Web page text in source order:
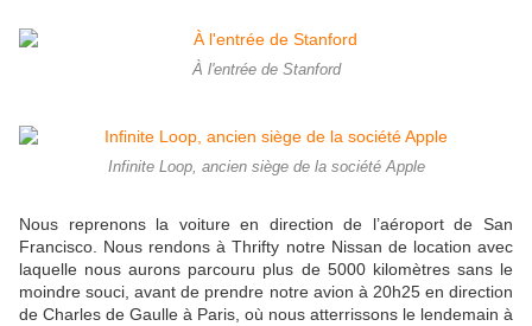
À l'entrée de Stanford
Infinite Loop, ancien siège de la société Apple
Nous reprenons la voiture en direction de l’aéroport de San
Francisco. Nous rendons à Thrifty notre Nissan de location avec
laquelle nous aurons parcouru plus de 5000 kilomètres sans le
moindre souci, avant de prendre notre avion à 20h25 en direction
de Charles de Gaulle à Paris, où nous atterrissons le lendemain à